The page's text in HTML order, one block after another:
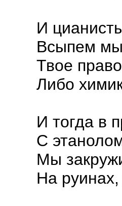
И
Всыпем
Твое
Либо
И тогда в
С
Мы
На